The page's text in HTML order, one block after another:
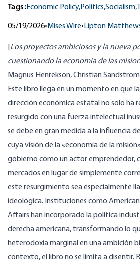
Tags:Economic Policy,Politics,Socialism,
05/19/2026• Mises Wire• Lipton
Los proyectos ambiciosos y la nueva
cuestionando la economía de las
Magnus Henrekson, Christian
Este libro llega en un momento en que
dirección económica estatal no solo ha
resurgido con una fuerza intelectual
se debe en gran medida a la influencia
cuya visión de la «economía de la
gobierno como un actor emprendedor,
mercados en lugar de simplemente
este resurgimiento sea especialmente
ideológica. Instituciones como
Affairs han incorporado la política
derecha americana, transformando lo
heterodoxia marginal en una ambición
contexto, el libro no se limita a disentir.